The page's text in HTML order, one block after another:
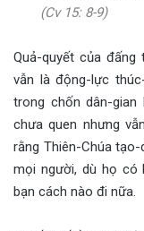
(Cv 15: 8-9)
Quả-quyết của
vẫn là động-lực
trong chốn dân-
chưa quen nhưng
rằng Thiên-Chúa
mọi người, dù họ có
bạn cách nào đi nữa.